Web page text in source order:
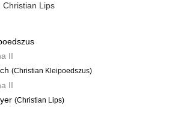
Christian Lips
II
(Christian Kleipoedszus)
II
(Christian Lips)